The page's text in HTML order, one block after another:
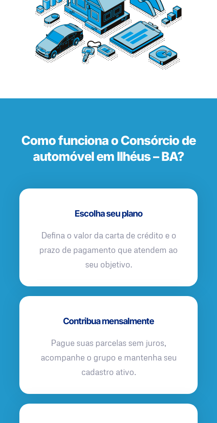
Como funciona o Consórcio de
automóvel em Ilhéus – BA?
Escolha seu plano
Defina o valor da carta de crédito e o
prazo de pagamento que atendem ao
seu objetivo.
Contribua mensalmente
Pague suas parcelas sem juros,
acompanhe o grupo e mantenha seu
cadastro ativo.